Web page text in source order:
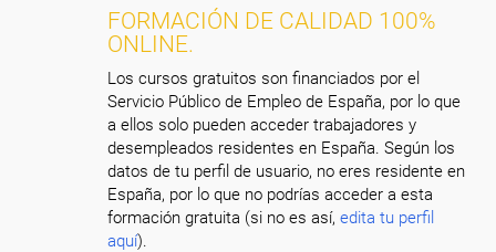
FORMACIÓN DE CALIDAD 100%
ONLINE.
Los cursos gratuitos son financiados por el
Servicio Público de Empleo de España, por lo que
a ellos solo pueden acceder trabajadores y
desempleados residentes en España. Según los
datos de tu perfil de usuario, no eres residente en
España, por lo que no podrías acceder a esta
formación gratuita (si no es así,edita tu perfil
aquí).